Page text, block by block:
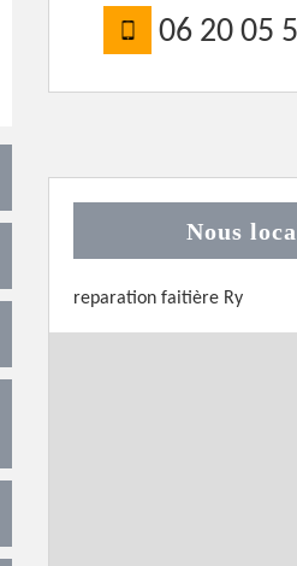
06 20 05
Nous
reparation faitière Ry